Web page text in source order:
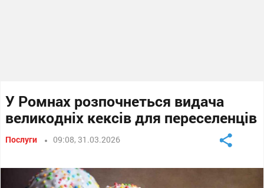
У Ромнах розпочнеться видача
великодніх кексів для переселенців
Послуги 09:08, 31.03.2026